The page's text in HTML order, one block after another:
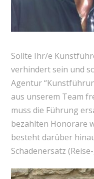
Sollte Ihr/e
verhindert sein und
Agentur
aus unserem Team
muss die Führung
bezahlten Honorare
besteht darüber
Schadenersatz